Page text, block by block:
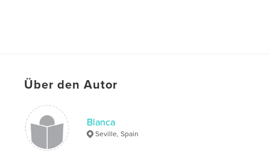
Über den Autor
Blanca
Seville, Spain